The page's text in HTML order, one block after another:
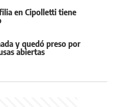
en Cipolletti tiene
y quedó preso por
abiertas